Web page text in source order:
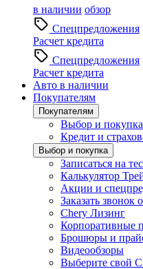
в наличии обзор
Спецпредложения
Расчет кредита
Спецпредложения
Расчет кредита
Авто в наличии
Покупателям
Покупателям
Выбор и покупка
Кредит и
Выбор и покупка
Записаться на
Калькулятор
Акции и
Заказать звонок
Chery Лизинг
Корпоративные
Брошюры и
Видеообзоры
Выберите свой